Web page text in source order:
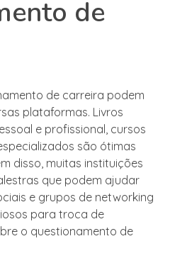
de
de carreira podem
plataformas. Livros
e profissional, cursos
são ótimas
disso, muitas instituições
que podem ajudar
e grupos de networking
para troca de
o questionamento de